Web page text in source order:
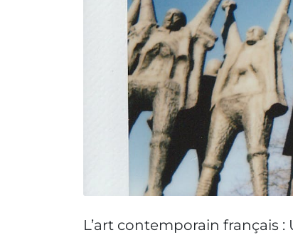
L’art contemporain français